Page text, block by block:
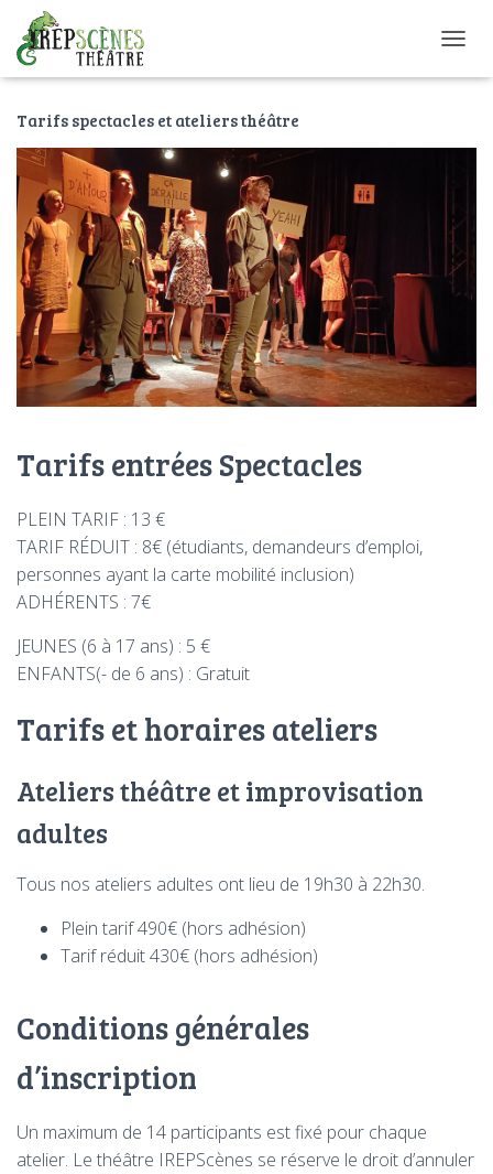
U
E
M
N
V
Tarifs spectacles et ateliers théâtre
Tarifs entrées Spectacles
PLEIN TARIF : 13 €
TARIF RÉDUIT : 8€ (étudiants, demandeurs d’emploi,
personnes ayant la carte mobilité inclusion)
ADHÉRENTS : 7€
JEUNES (6 à 17 ans) : 5 €
ENFANTS(- de 6 ans) : Gratuit
Tarifs et horaires ateliers
Ateliers théâtre et improvisation
adultes
Tous nos ateliers adultes ont lieu de 19h30 à 22h30.
Plein tarif 490€ (hors adhésion)
Tarif réduit 430€ (hors adhésion)
Conditions générales
d’inscription
Un maximum de 14 participants est fixé pour chaque
atelier. Le théâtre IREPScènes se réserve le droit d’annuler